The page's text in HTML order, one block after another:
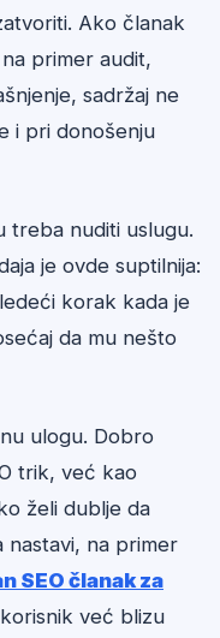
Ako članak
primer audit,
sadržaj ne
i pri donošenju
treba nuditi uslugu.
je ovde suptilnija:
korak kada je
da mu nešto
ulogu. Dobro
trik, već kao
želi dublje da
nastavi, na primer
SEO članak za
već blizu